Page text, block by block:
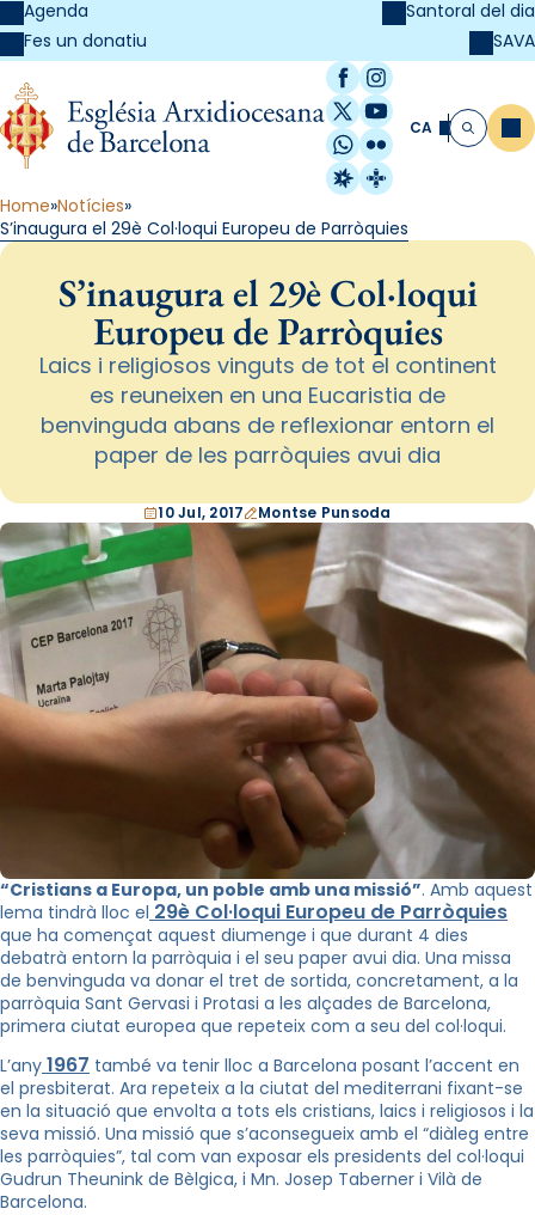
Agenda
Fes un donatiu
Santoral del dia
SAVA
Facebook
Instagram
X / Twitter
YouTube
WhatsApp
Flickr
Radio Estel
Catalunya
CA Cerca
Home Notícies
S’inaugura el 29è Col·loqui Europeu de Parròquies
S’inaugura el 29è Col·loqui
Europeu de Parròquies
Laics i religiosos vinguts de tot el continent
es reuneixen en una Eucaristia de
benvinguda abans de reflexionar entorn el
paper de les parròquies avui dia
10 Jul, 2017 Montse Punsoda
“Cristians a Europa, un poble amb una missió”. Amb aquest
lema tindrà lloc el 29è Col·loqui Europeu de Parròquies
que ha començat aquest diumenge i que durant 4 dies
debatrà entorn la parròquia i el seu paper avui dia. Una missa
de benvinguda va donar el tret de sortida, concretament, a la
parròquia Sant Gervasi i Protasi a les alçades de Barcelona,
primera ciutat europea que repeteix com a seu del col·loqui.
L’any 1967 també va tenir lloc a Barcelona posant l’accent en
el presbiterat. Ara repeteix a la ciutat del mediterrani fixant-se
en la situació que envolta a tots els cristians, laics i religiosos i la
seva missió. Una missió que s’aconsegueix amb el “diàleg entre
les parròquies”, tal com van exposar els presidents del col·loqui
Gudrun Theunink de Bèlgica, i Mn. Josep Taberner i Vilà de
Barcelona.